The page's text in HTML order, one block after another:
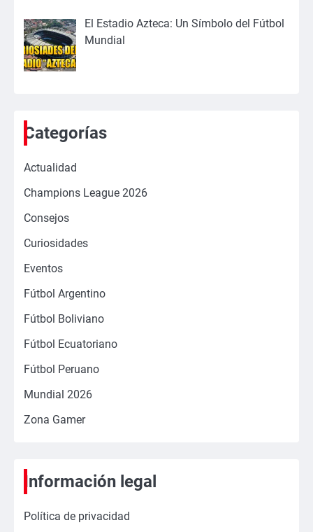
El Estadio Azteca: Un Símbolo del Fútbol
Mundial
Categorías
Actualidad
Champions League 2026
Consejos
Curiosidades
Eventos
Fútbol Argentino
Fútbol Boliviano
Fútbol Ecuatoriano
Fútbol Peruano
Mundial 2026
Zona Gamer
Información legal
Política de privacidad